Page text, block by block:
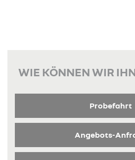
WIE KÖNNEN WIR
Probefahrt
Angebots-